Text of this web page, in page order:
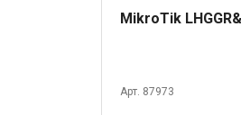
MikroTik
Арт. 87973